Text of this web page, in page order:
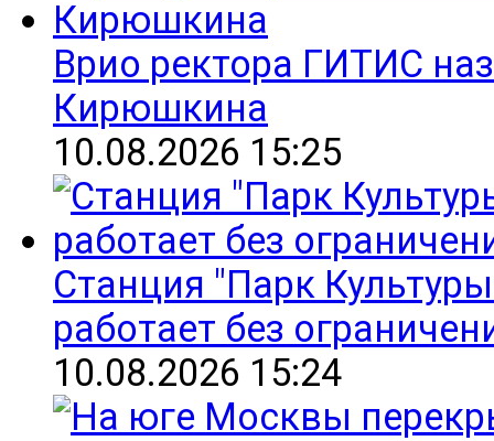
Врио ректора ГИТИС
Кирюшкина
10.08.2026 15:25
Станция "Парк
работает без
10.08.2026 15:24